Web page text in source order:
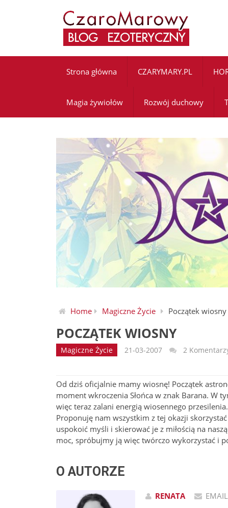
Strona główna CZARYMARY.PL
Magia żywiołów Rozwój duchowy
Home Magiczne Życie Początek wiosny
POCZĄTEK WIOSNY
Magiczne Życie 21-03-2007 2
Od dziś oficjalnie mamy wiosnę! Początek
moment wkroczenia Słońca w znak Barana. W
więc teraz zalani energią wiosennego
Proponuję nam wszystkim z tej okazji
uspokoić myśli i skierować je z miłością na
moc, spróbujmy ją więc twórczo wykorzystać i
O AUTORZE
RENATA